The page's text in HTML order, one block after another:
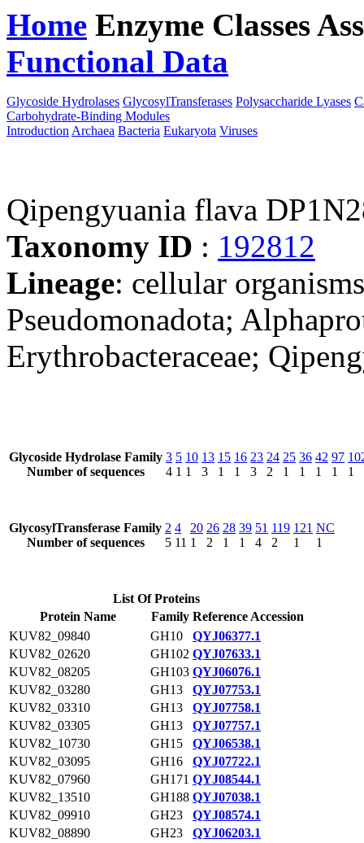
Home Enzyme Classes
Functional Data
Glycoside Hydrolases GlycosylTransferases Polysaccharide Lyases
Carbohydrate-Binding Modules
Introduction Archaea Bacteria Eukaryota Viruses
Qipengyuania flava
Taxonomy ID : 192812
Lineage: cellular
Pseudomonadota;
Erythrobacteraceae;
Glycoside Hydrolase Family
Number of sequences
3
4
5
1
10
1
13
3
15
1
16
1
23
3
24
2
25
1
36
1
42
1
97
1
1
GlycosylTransferase Family
Number of sequences
2
5
4
11
20
1
26
2
28
1
39
1
51
4
119
2
121
1
NC
1
List Of Proteins
Protein Name
Family Reference Accession
KUV82_09840
GH10
QYJ06377.1
KUV82_02620
GH102 QYJ07633.1
KUV82_08205
GH103 QYJ06076.1
KUV82_03280
GH13
QYJ07753.1
KUV82_03310
GH13
QYJ07758.1
KUV82_03305
GH13
QYJ07757.1
KUV82_10730
GH15
QYJ06538.1
KUV82_03095
GH16
QYJ07722.1
KUV82_07960
GH171 QYJ08544.1
KUV82_13510
GH188 QYJ07038.1
KUV82_09910
GH23
QYJ08574.1
KUV82_08890
GH23
QYJ06203.1